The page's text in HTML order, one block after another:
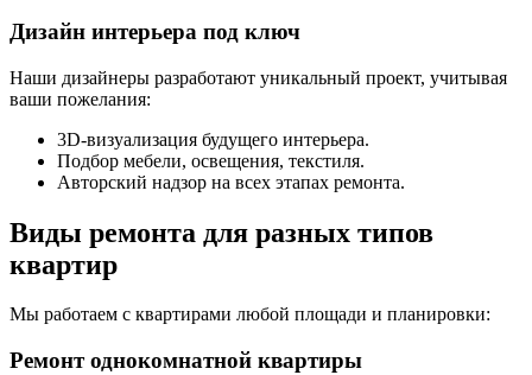
Дизайн интерьера под ключ
Наши дизайнеры разработают уникальный проект, учитывая
ваши пожелания:
3D-визуализация будущего интерьера.
Подбор мебели, освещения, текстиля.
Авторский надзор на всех этапах ремонта.
Виды ремонта для разных типов
квартир
Мы работаем с квартирами любой площади и планировки:
Ремонт однокомнатной квартиры